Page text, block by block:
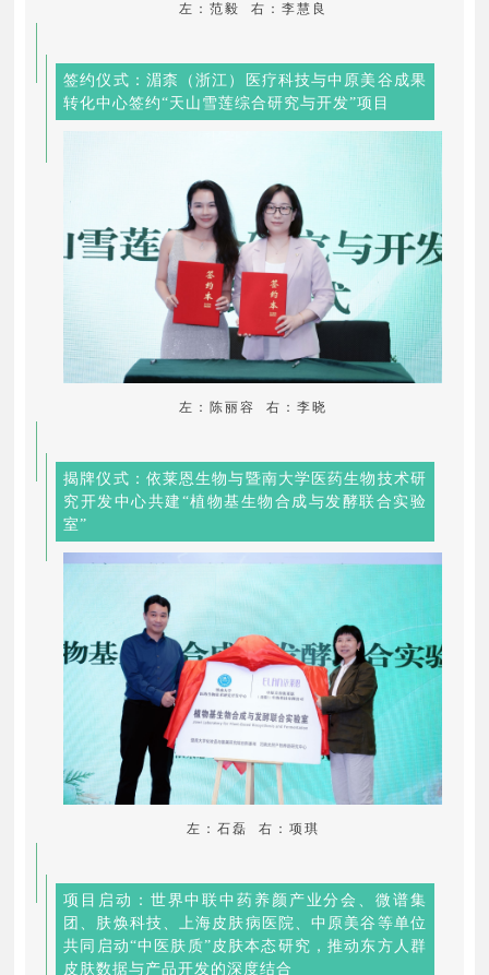
左：范毅 右：李慧良
签约仪式：湄柰（浙江）医疗科技与中原美谷成果
转化中心签约“天山雪莲综合研究与开发”项目
左：陈丽容 右：李晓
揭牌仪式：依莱恩生物与暨南大学医药生物技术研
究开发中心共建“植物基生物合成与发酵联合实验
室”
左：石磊 右：项琪
项目启动：世界中联中药养颜产业分会、微谱集
团、肤焕科技、上海皮肤病医院、中原美谷等单位
共同启动“中医肤质”皮肤本态研究，推动东方人群
皮肤数据与产品开发的深度结合